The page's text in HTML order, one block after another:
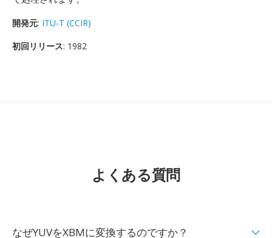
開発元: ITU-T (CCIR)
初回リリース: 1982
よくある質問
なぜYUVをXBMに変換するのですか？